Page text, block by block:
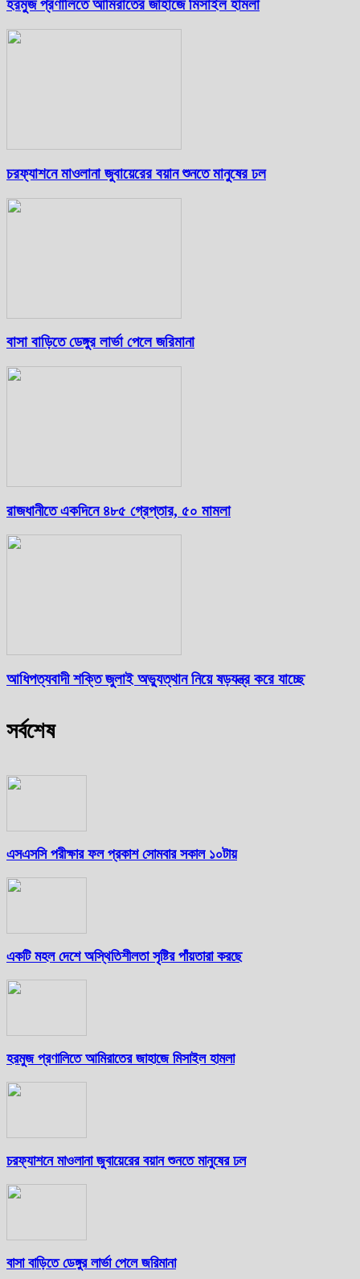
হরমুজ প্রণালিতে আমিরাতের জাহাজে মিসাইল হামলা
চরফ্যাশনে মাওলানা জুবায়েরের বয়ান শুনতে মানুষের ঢল
বাসা বাড়িতে ডেঙ্গুর লার্ভা পেলে জরিমানা
রাজধানীতে একদিনে ৪৮৫ গ্রেপ্তার, ৫০ মামলা
আধিপত্যবাদী শক্তি জুলাই অভ্যুত্থান নিয়ে ষড়যন্ত্র করে যাচ্ছে
সর্বশেষ
এসএসসি পরীক্ষার ফল প্রকাশ সোমবার সকাল ১০টায়
একটি মহল দেশে অস্থিতিশীলতা সৃষ্টির পাঁয়তারা করছে
হরমুজ প্রণালিতে আমিরাতের জাহাজে মিসাইল হামলা
চরফ্যাশনে মাওলানা জুবায়েরের বয়ান শুনতে মানুষের ঢল
বাসা বাড়িতে ডেঙ্গুর লার্ভা পেলে জরিমানা